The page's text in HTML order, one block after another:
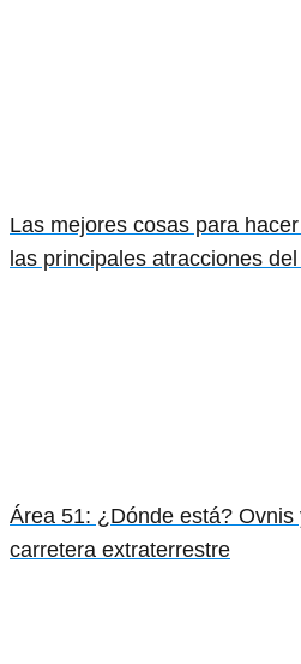
Las mejores cosas para
las principales atracciones
Área 51: ¿Dónde está?
carretera extraterrestre